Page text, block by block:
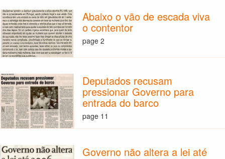
Abaixo o vão de escada viva
o contentor
page 2
Deputados recusam
pressionar Governo para
entrada do barco
page 11
Governo não altera a lei até